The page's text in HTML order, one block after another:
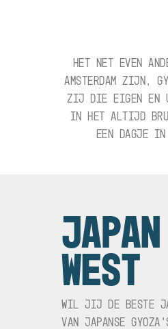
HET NET EVEN
AMSTERDAM ZIJN,
ZIJ DIE EIGEN EN
IN HET ALTIJD
EEN DAGJE
WEST
WIL JIJ DE BESTE
VAN JAPANSE